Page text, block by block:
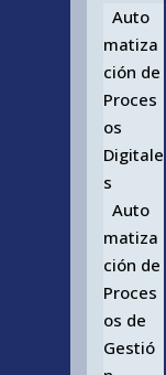
Auto
matiza
ción de
Proces
os
Digitale
s
Auto
matiza
ción de
Proces
os de
Gestió